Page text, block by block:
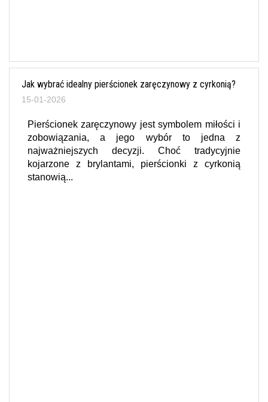
Jak wybrać idealny pierścionek zaręczynowy z cyrkonią?
15-01-2026
Pierścionek zaręczynowy jest symbolem miłości i
zobowiązania, a jego wybór to jedna z
najważniejszych decyzji. Choć tradycyjnie
kojarzone z brylantami, pierścionki z cyrkonią
stanowią...